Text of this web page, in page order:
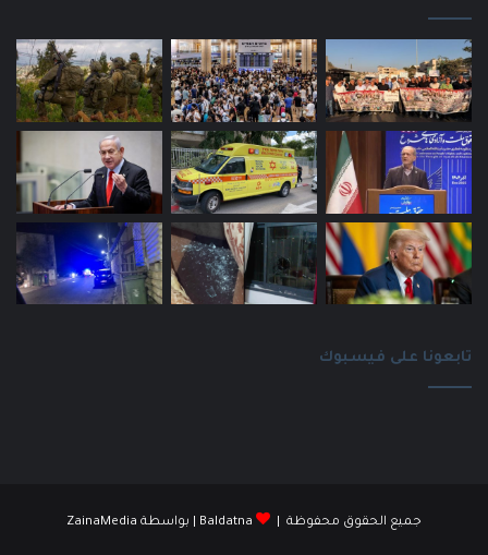
تابعونا على فيسبوك
جميع الحقوق محفوظة | Baldatna | بواسطة ZainaMedia